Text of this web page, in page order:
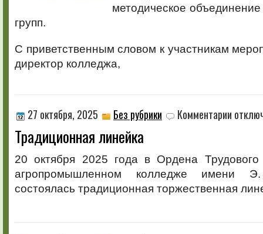
методическое
групп.
С приветственным словом к участникам
директор колледжа,
27 октября, 2025 Без рубрики Комментарии записи
Традиционная линейка
20 октября 2025 года в Ордена
агропромышленном колледже имени
состоялась традиционная торжественная